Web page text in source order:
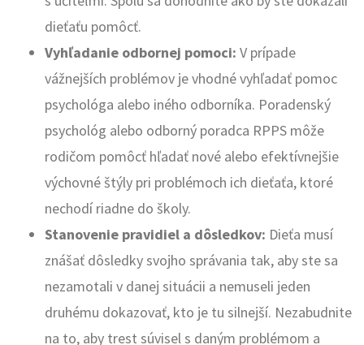
dieťaťu pomôcť.
Vyhľadanie odbornej pomoci: V prípade
vážnejších problémov je vhodné vyhľadať pomoc
psychológa alebo iného odborníka. Poradenský
psychológ alebo odborný poradca RPPS môže
rodičom pomôcť hľadať nové alebo efektívnejšie
výchovné štýly pri problémoch ich dieťaťa, ktoré
nechodí riadne do školy.
Stanovenie pravidiel a dôsledkov: Dieťa musí
znášať dôsledky svojho správania tak, aby ste sa
nezamotali v danej situácii a nemuseli jeden
druhému dokazovať, kto je tu silnejší. Nezabudnite
na to, aby trest súvisel s daným problémom a